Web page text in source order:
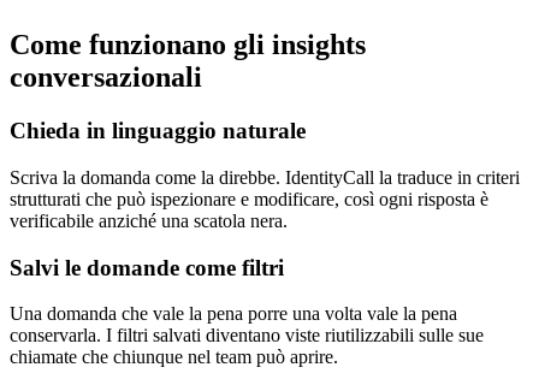
Come funzionano gli insights
conversazionali
Chieda in linguaggio naturale
Scriva la domanda come la direbbe. IdentityCall la traduce in criteri
strutturati che può ispezionare e modificare, così ogni risposta è
verificabile anziché una scatola nera.
Salvi le domande come filtri
Una domanda che vale la pena porre una volta vale la pena
conservarla. I filtri salvati diventano viste riutilizzabili sulle sue
chiamate che chiunque nel team può aprire.